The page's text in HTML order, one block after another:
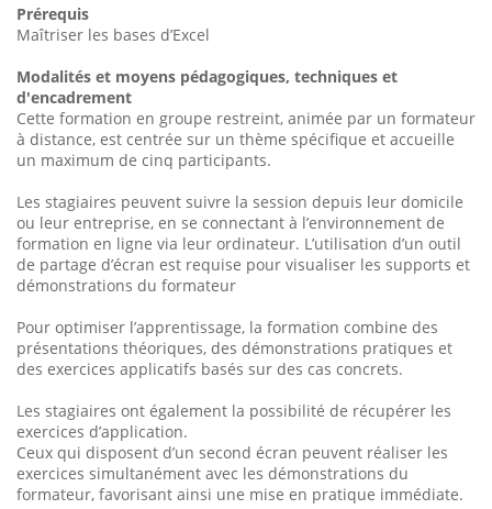
Prérequis
Maîtriser les bases d’Excel
Modalités et moyens pédagogiques, techniques et
d'encadrement
Cette formation en groupe restreint, animée par un formateur
à distance, est centrée sur un thème spécifique et accueille
un maximum de cinq participants.
Les stagiaires peuvent suivre la session depuis leur domicile
ou leur entreprise, en se connectant à l’environnement de
formation en ligne via leur ordinateur. L’utilisation d’un outil
de partage d’écran est requise pour visualiser les supports et
démonstrations du formateur
Pour optimiser l’apprentissage, la formation combine des
présentations théoriques, des démonstrations pratiques et
des exercices applicatifs basés sur des cas concrets.
Les stagiaires ont également la possibilité de récupérer les
exercices d’application.
Ceux qui disposent d’un second écran peuvent réaliser les
exercices simultanément avec les démonstrations du
formateur, favorisant ainsi une mise en pratique immédiate.